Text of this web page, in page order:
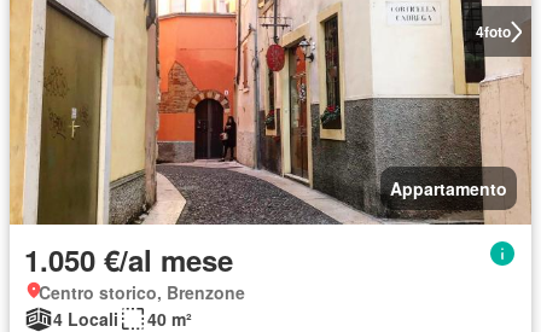
4foto
Appartamento
1.050 €/al mese
Centro storico, Brenzone
4 Locali
40 m²